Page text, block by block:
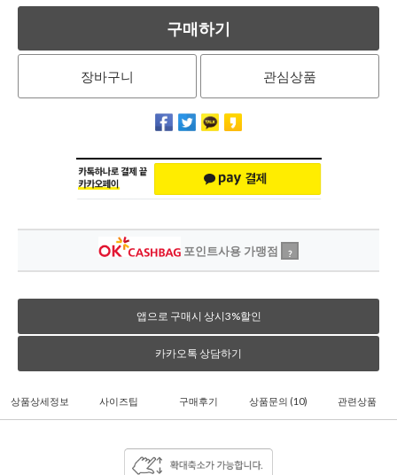
구매하기
장바구니 관심상품
포인트사용 가맹점 ?
앱으로 구매시 상시3%할인
카카오톡 상담하기
상품상세정보 사이즈팁 구매후기 상품문의 (10) 관련상품